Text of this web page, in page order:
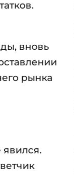
вновь
рынка
явился.